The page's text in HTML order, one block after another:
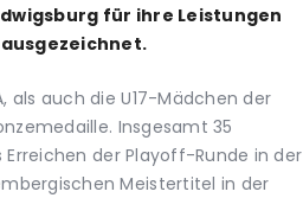
für ihre Leistungen
ausgezeichnet.
als auch die U17-Mädchen der
Insgesamt 35
der Playoff-Runde in der
Meistertitel in der